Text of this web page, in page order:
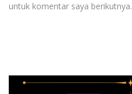
untuk komentar saya berikutnya.